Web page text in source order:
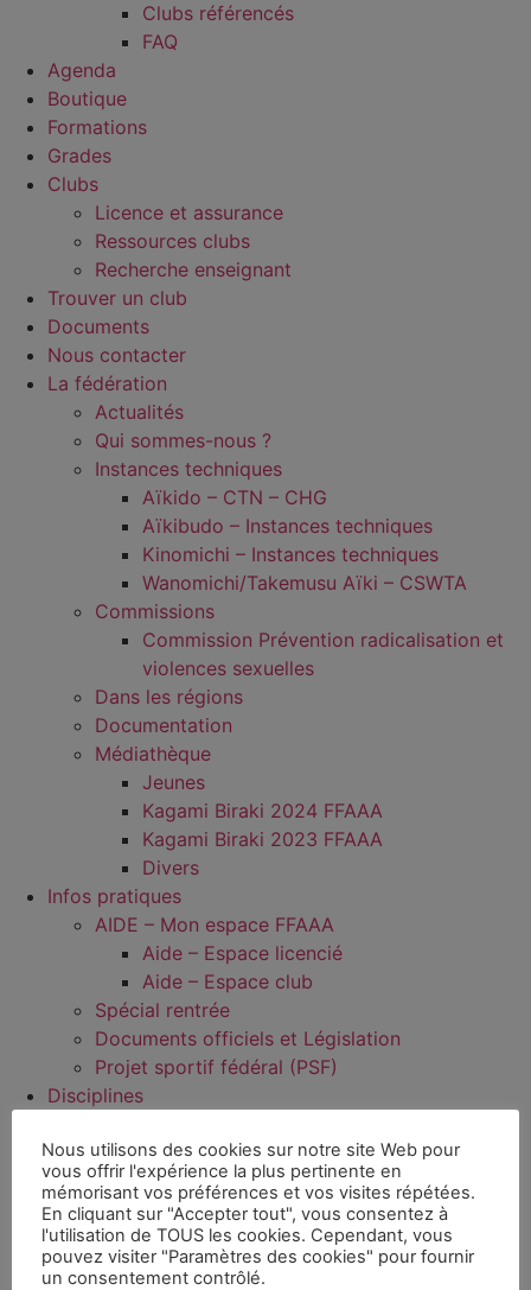
Clubs référencés
FAQ
Agenda
Boutique
Formations
Grades
Clubs
Licence et assurance
Ressources clubs
Recherche enseignant
Trouver un club
Documents
Nous contacter
La fédération
Actualités
Qui sommes-nous ?
Instances techniques
Aïkido – CTN – CHG
Aïkibudo – Instances techniques
Kinomichi – Instances techniques
Wanomichi/Takemusu Aïki – CSWTA
Commissions
Commission Prévention radicalisation et
violences sexuelles
Dans les régions
Documentation
Médiathèque
Jeunes
Kagami Biraki 2024 FFAAA
Kagami Biraki 2023 FFAAA
Divers
Infos pratiques
AIDE – Mon espace FFAAA
Aide – Espace licencié
Aide – Espace club
Spécial rentrée
Documents officiels et Législation
Projet sportif fédéral (PSF)
Disciplines
Aïkibudo
Kinomichi
Wanomichi / Takemusu Aïki
Sport Santé Bien-Être
Présentation SBBE
Nous utilisons des cookies sur notre site Web pour
vous offrir l'expérience la plus pertinente en
mémorisant vos préférences et vos visites répétées.
En cliquant sur "Accepter tout", vous consentez à
l'utilisation de TOUS les cookies. Cependant, vous
pouvez visiter "Paramètres des cookies" pour fournir
un consentement contrôlé.